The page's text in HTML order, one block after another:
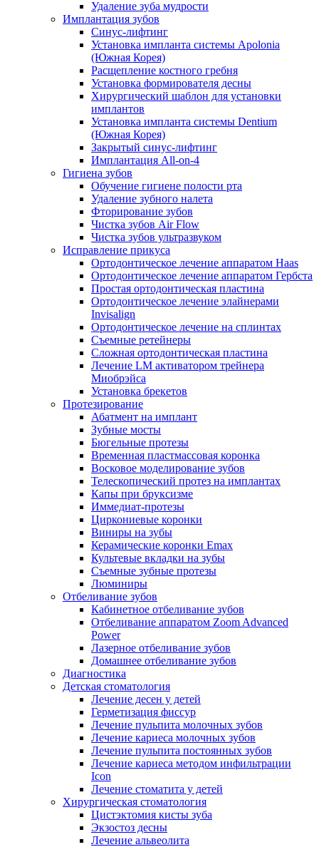
Удаление зуба мудрости
Имплантация зубов
Синус-лифтинг
Установка импланта системы Apolonia
(Южная Корея)
Расщепление костного гребня
Установка формирователя десны
Хирургический шаблон для установки
имплантов
Установка импланта системы Dentium
(Южная Корея)
Закрытый синус-лифтинг
Имплантация All-on-4
Гигиена зубов
Обучение гигиене полости рта
Удаление зубного налета
Фторирование зубов
Чистка зубов Air Flow
Чистка зубов ультразвуком
Исправление прикуса
Ортодонтическое лечение аппаратом Haas
Ортодонтическое лечение аппаратом Гербста
Простая ортодонтическая пластина
Ортодонтическое лечение элайнерами
Invisalign
Ортодонтическое лечение на сплинтах
Съемные ретейнеры
Сложная ортодонтическая пластина
Лечение LM активатором трейнера
Миобрэйса
Установка брекетов
Протезирование
Абатмент на имплант
Зубные мосты
Бюгельные протезы
Временная пластмассовая коронка
Восковое моделирование зубов
Телескопический протез на имплантах
Капы при бруксизме
Иммедиат-протезы
Циркониевые коронки
Виниры на зубы
Керамические коронки Emax
Культевые вкладки на зубы
Съемные зубные протезы
Люминиры
Отбеливание зубов
Кабинетное отбеливание зубов
Отбеливание аппаратом Zoom Advanced
Power
Лазерное отбеливание зубов
Домашнее отбеливание зубов
Диагностика
Детская стоматология
Лечение десен у детей
Герметизация фиссур
Лечение пульпита молочных зубов
Лечение кариеса молочных зубов
Лечение пульпита постоянных зубов
Лечение кариеса методом инфильтрации
Icon
Лечение стоматита у детей
Хирургическая стоматология
Цистэктомия кисты зуба
Экзостоз десны
Лечение альвеолита